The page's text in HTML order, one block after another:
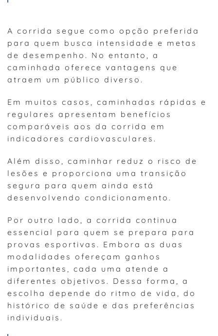
A corrida segue como opção preferida
para quem busca intensidade e metas
de desempenho. No entanto, a
caminhada oferece vantagens que
atraem um público diverso.
Em muitos casos, caminhadas rápidas e
regulares apresentam benefícios
comparáveis aos da corrida em
indicadores cardiovasculares.
Além disso, caminhar reduz o risco de
lesões e proporciona uma transição
segura para quem ainda está
desenvolvendo condicionamento.
Por outro lado, a corrida continua
essencial para quem se prepara para
provas esportivas. Embora as duas
modalidades ofereçam ganhos
importantes, cada uma atende a
diferentes objetivos. Dessa forma, a
escolha depende do ritmo de vida, do
histórico de saúde e das preferências
individuais.